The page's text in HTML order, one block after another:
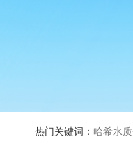
热门关键词： 哈希水